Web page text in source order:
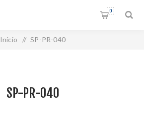
0
Início / SP-PR-040
SP-PR-040